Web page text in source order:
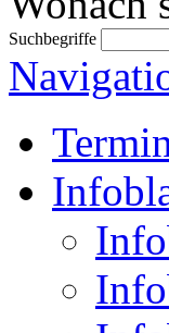
Suchbegriffe